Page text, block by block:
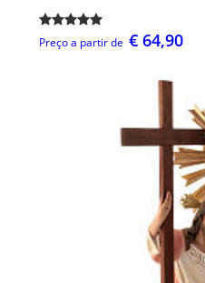
Preço a partir de € 64,90